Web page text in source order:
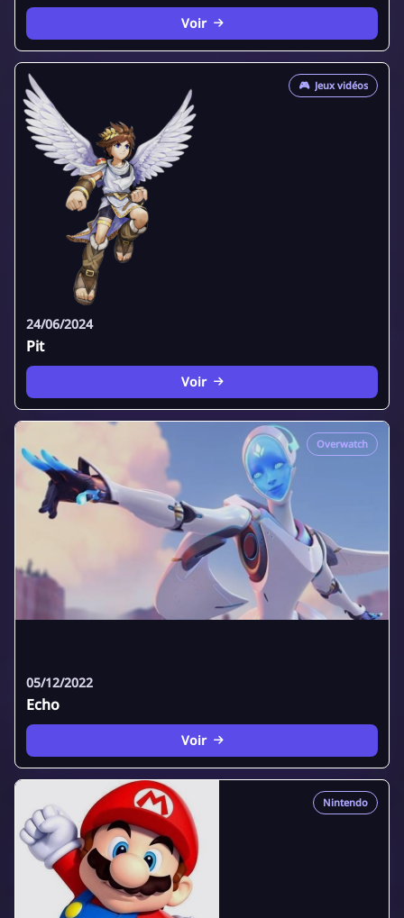
Voir
🎮 Jeux vidéos
24/06/2024
Pit
Voir
Overwatch
05/12/2022
Echo
Voir
Nintendo